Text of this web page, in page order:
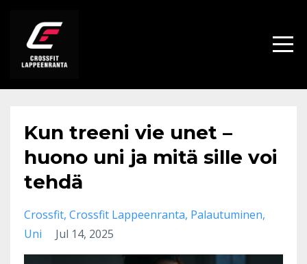
Kun treeni vie unet –
huono uni ja mitä sille voi
tehdä
Crossfit Crossfit Lappeenranta Palautuminen
Uni
Jul 14, 2025